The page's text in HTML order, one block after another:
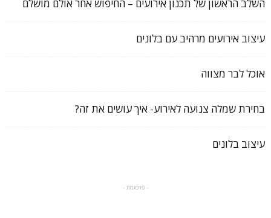
השלב הראשון של תכנון אירועים – החיפוש אחר אולם מושלם
עיצוב אירועים מרהיב עם בלונים
אוכל לבר מצווה
בחירת שמלה צנועה לאירוע- איך עושים את זה?
עיצוב בלונים
- פרסומת -